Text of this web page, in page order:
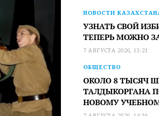
НОВОСТИ
УЗНАТЬ СВОЙ
ТЕПЕРЬ МОЖНО
7 АВГУСТА 2026, 15:21
ОБЩЕСТВО
ОКОЛО 8 ТЫСЯЧ
ТАЛДЫКОРГАНА
НОВОМУ